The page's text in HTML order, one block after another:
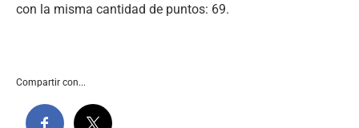
con la misma cantidad de puntos: 69.
Compartir con...